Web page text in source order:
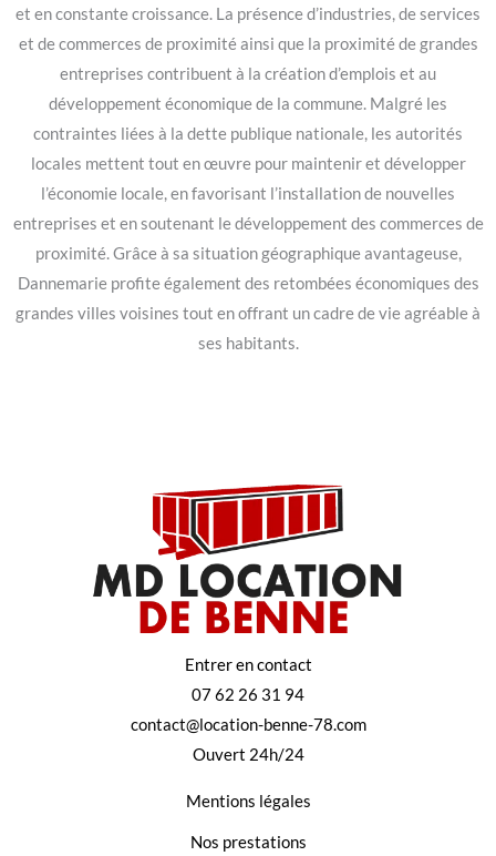
et en constante croissance. La présence d’industries, de services
et de commerces de proximité ainsi que la proximité de grandes
entreprises contribuent à la création d’emplois et au
développement économique de la commune. Malgré les
contraintes liées à la dette publique nationale, les autorités
locales mettent tout en œuvre pour maintenir et développer
l’économie locale, en favorisant l’installation de nouvelles
entreprises et en soutenant le développement des commerces de
proximité. Grâce à sa situation géographique avantageuse,
Dannemarie profite également des retombées économiques des
grandes villes voisines tout en offrant un cadre de vie agréable à
ses habitants.
Entrer en contact
07 62 26 31 94
contact@location-benne-78.com
Ouvert 24h/24
Mentions légales
Nos prestations